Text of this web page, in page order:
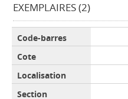
EXEMPLAIRES (2)